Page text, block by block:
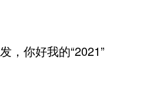
，你好我的“2021”